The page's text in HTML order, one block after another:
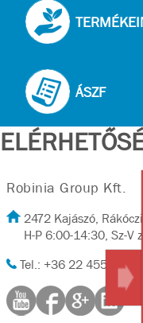
ÁSZF
Robinia Group Kft.
2472 Kajászó, Rákóczi
H-P 6:00-14:30, Sz-V
Tel.: +36 22 455-702,